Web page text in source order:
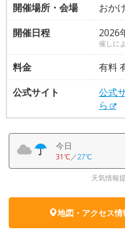
開催場所・会場
おか
開催日程
2026
催しに
料金
有料
公式サイト
公式
ら
今日
31℃／27℃
天気情報
地図・アクセス